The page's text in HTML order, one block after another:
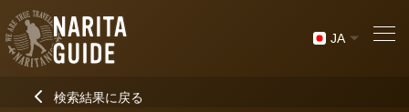
JA
検索結果に戻る